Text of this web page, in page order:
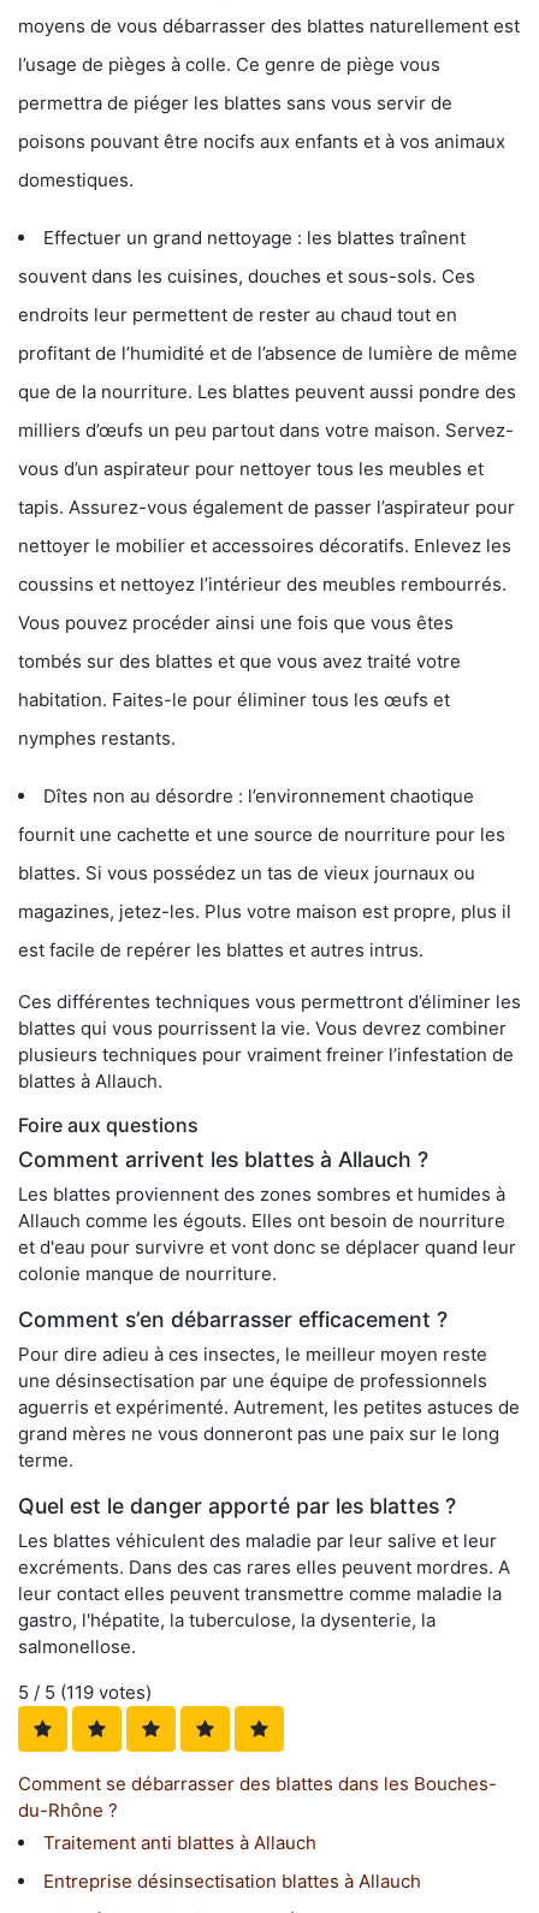
moyens de vous débarrasser des blattes naturellement est
l’usage de pièges à colle. Ce genre de piège vous
permettra de piéger les blattes sans vous servir de
poisons pouvant être nocifs aux enfants et à vos animaux
domestiques.
Effectuer un grand nettoyage : les blattes traînent
souvent dans les cuisines, douches et sous-sols. Ces
endroits leur permettent de rester au chaud tout en
profitant de l’humidité et de l’absence de lumière de même
que de la nourriture. Les blattes peuvent aussi pondre des
milliers d’œufs un peu partout dans votre maison. Servez-
vous d’un aspirateur pour nettoyer tous les meubles et
tapis. Assurez-vous également de passer l’aspirateur pour
nettoyer le mobilier et accessoires décoratifs. Enlevez les
coussins et nettoyez l’intérieur des meubles rembourrés.
Vous pouvez procéder ainsi une fois que vous êtes
tombés sur des blattes et que vous avez traité votre
habitation. Faites-le pour éliminer tous les œufs et
nymphes restants.
Dîtes non au désordre : l’environnement chaotique
fournit une cachette et une source de nourriture pour les
blattes. Si vous possédez un tas de vieux journaux ou
magazines, jetez-les. Plus votre maison est propre, plus il
est facile de repérer les blattes et autres intrus.
Ces différentes techniques vous permettront d’éliminer les
blattes qui vous pourrissent la vie. Vous devrez combiner
plusieurs techniques pour vraiment freiner l’infestation de
blattes à Allauch.
Foire aux questions
Comment arrivent les blattes à Allauch ?
Les blattes proviennent des zones sombres et humides à
Allauch comme les égouts. Elles ont besoin de nourriture
et d'eau pour survivre et vont donc se déplacer quand leur
colonie manque de nourriture.
Comment s’en débarrasser efficacement ?
Pour dire adieu à ces insectes, le meilleur moyen reste
une désinsectisation par une équipe de professionnels
aguerris et expérimenté. Autrement, les petites astuces de
grand mères ne vous donneront pas une paix sur le long
terme.
Quel est le danger apporté par les blattes ?
Les blattes véhiculent des maladie par leur salive et leur
excréments. Dans des cas rares elles peuvent mordres. A
leur contact elles peuvent transmettre comme maladie la
gastro, l'hépatite, la tuberculose, la dysenterie, la
salmonellose.
5 / 5 (119 votes)
Comment se débarrasser des blattes dans les Bouches-
du-Rhône ?
Traitement anti blattes à Allauch
Entreprise désinsectisation blattes à Allauch